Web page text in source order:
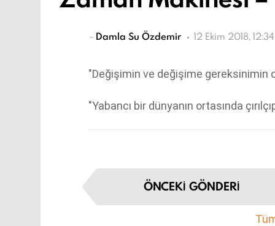
- Damla Su Özdemir 12 Ekim 2018, 12:34
"Değişimin ve değişime gereksinimin
"Yabancı bir dünyanın ortasında
I
t
e
ÖNCEKI GÖNDERI